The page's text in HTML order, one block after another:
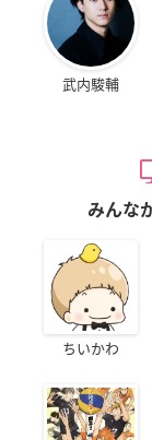
武内駿輔
みんな
ちいかわ